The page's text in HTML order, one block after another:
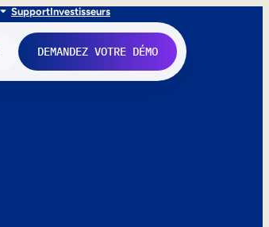
SupportInvestisseurs
DEMANDEZ VOTRE DÉMO